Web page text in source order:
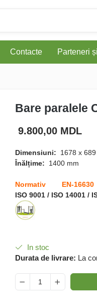
Contacte Parteneri
Bare paralele
9.800,00 MDL
Dimensiuni: 1678 x
Înălțime: 1400 mm
Normativ EN-16630
ISO 9001 / ISO 14001 /
In stoc
Durata de livrare: La